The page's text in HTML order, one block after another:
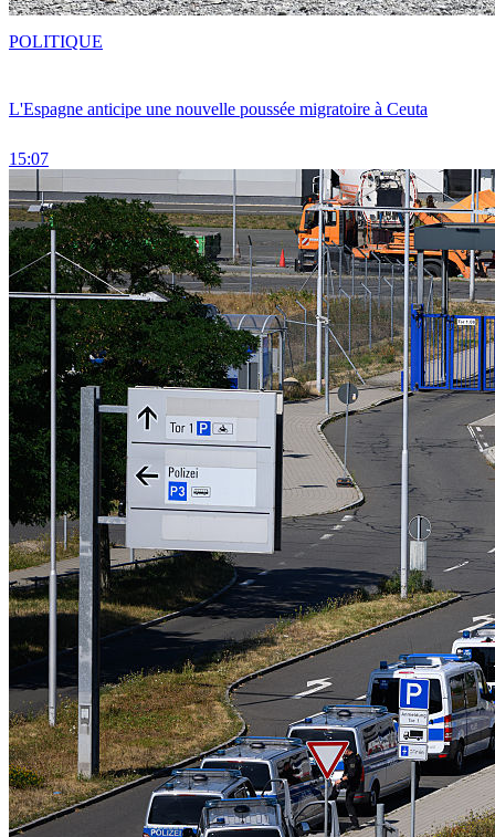
L'Espagne anticipe une nouvelle poussée migratoire à Ceuta
15:07
POLITIQUE